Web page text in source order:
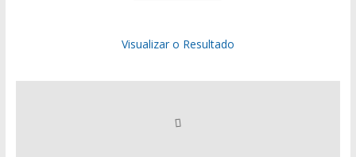
Visualizar o Resultado